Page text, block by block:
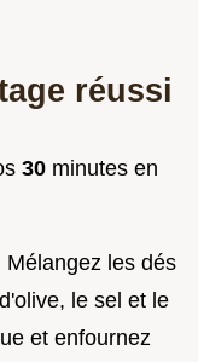
réussi
30 minutes en
Mélangez les dés
le sel et le
et enfournez